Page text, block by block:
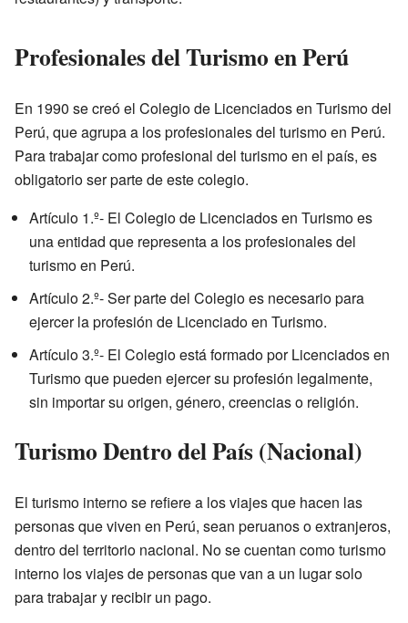
Profesionales del Turismo en Perú
En 1990 se creó el Colegio de Licenciados en Turismo del
Perú, que agrupa a los profesionales del turismo en Perú.
Para trabajar como profesional del turismo en el país, es
obligatorio ser parte de este colegio.
Artículo 1.º- El Colegio de Licenciados en Turismo es
una entidad que representa a los profesionales del
turismo en Perú.
Artículo 2.º- Ser parte del Colegio es necesario para
ejercer la profesión de Licenciado en Turismo.
Artículo 3.º- El Colegio está formado por Licenciados en
Turismo que pueden ejercer su profesión legalmente,
sin importar su origen, género, creencias o religión.
Turismo Dentro del País (Nacional)
El turismo interno se refiere a los viajes que hacen las
personas que viven en Perú, sean peruanos o extranjeros,
dentro del territorio nacional. No se cuentan como turismo
interno los viajes de personas que van a un lugar solo
para trabajar y recibir un pago.